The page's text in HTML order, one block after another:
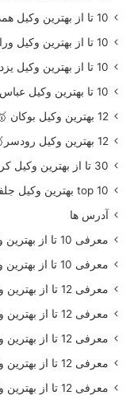
10 تا از بهترین وکیل همدان 🥇【آپدیت جدید】
10 تا از بهترین وکیل ورامین 🥇【آپدیت جدید】
10 تا از بهترین وکیل یزد 🥇【آپدیت جدید】
10 تا بهترین وکیل عباس آباد 🥇【آپدیت جدید】⚖️
12 بهترین وکیل بوکان 🥇【آپدیت جدید】⚖️
12 بهترین وکیل رودسر🥇【آپدیت جدید】⚖️
30 تا از بهترین وکیل کرمان⚖️سال 1405
top 10 بهترین وکیل جلفا🥇【آپدیت جدید】⚖️
آدرس ها
معرفی 10 تا از بهترین وکیل تهران 🥇【آپدیت جدید】⚖️
معرفی 10 تا از بهترین وکیل شیراز 🥇【آپدیت جدید】⚖️
معرفی 12 تا از بهترین وکیل آمل 🥇【آپدیت جدید】⚖️
معرفی 12 تا از بهترین وکیل ارومیه 🥇【آپدیت جدید】⚖️
معرفی 12 تا از بهترین وکیل اصفهان 🥇【آپدیت جدید】⚖️
معرفی 12 تا از بهترین وکیل تبریز 🥇【آپدیت جدید】⚖️
معرفی 12 تا از بهترین وکیل رشت 🥇【آپدیت جدید】⚖️